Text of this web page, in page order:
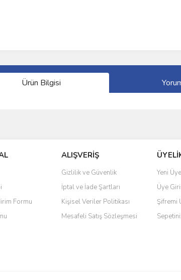
Ürün Bilgisi
resmi kalitesiz, bozuk veya görüntülenemiyor.
açıklamasında eksik bilgiler bulunuyor.
bilgilerinde hatalar bulunuyor.
fiyatı diğer sitelerden daha pahalı.
ürüne benzer farklı alternatifler olmalı.
Formu
ALIŞVERİŞ
Gizlilik ve Güvenlik
İptal ve İade Şartları
Kişisel Veriler Politikası
Mesafeli Satış Sözleşmesi
Yeni
Üye
Şifremi